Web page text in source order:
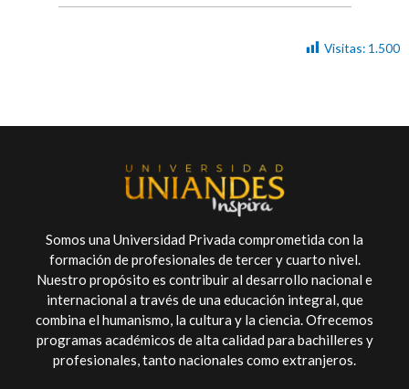
Visitas: 1.500
Somos una Universidad Privada comprometida con la
formación de profesionales de tercer y cuarto nivel.
Nuestro propósito es contribuir al desarrollo nacional e
internacional a través de una educación integral, que
combina el humanismo, la cultura y la ciencia. Ofrecemos
programas académicos de alta calidad para bachilleres y
profesionales, tanto nacionales como extranjeros.